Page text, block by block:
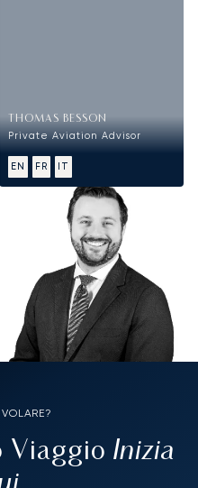
THOMAS BESSON
Private Aviation Advisor
EN FR IT
US
Viaggio Inizia